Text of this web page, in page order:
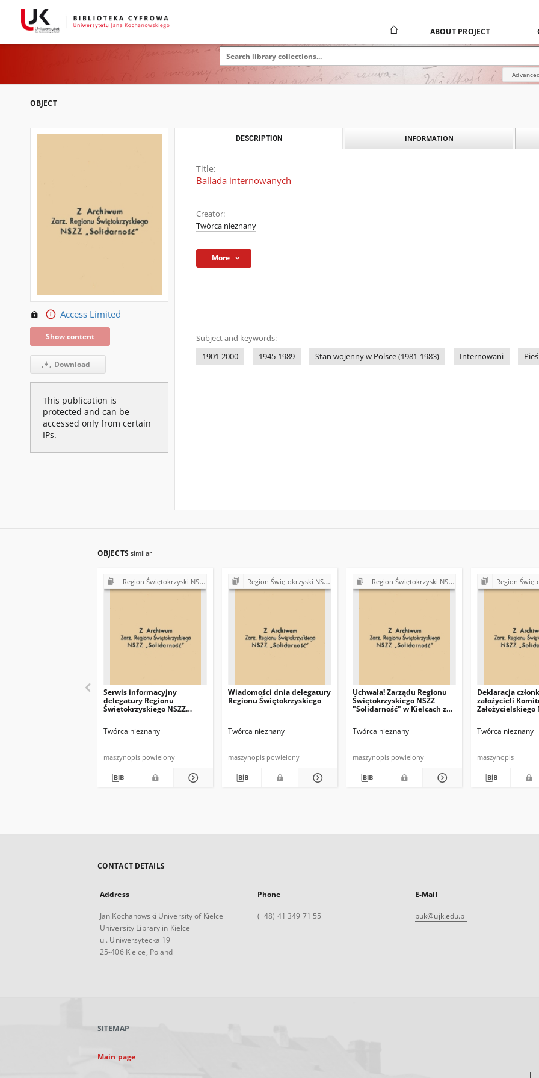
ABOUT PROJECT
OBJECT
Access Limited
Show content
Download
This publication is
protected and can be
accessed only from certain
IPs.
DESCRIPTION INFORMATION
Title:
Ballada internowanych
Creator:
Twórca nieznany
More
Subject and keywords:
1901-2000
1945-1989 Stan wojenny w Polsce (1981-1983) Internowani
OBJECTS similar
Region Świętokrzyski NSZZ "Solidarność". Delegatura Starachowice
Serwis informacyjny
delegatury Regionu
Świętokrzyskiego NSZZ
Twórca nieznany
maszynopis powielony
Region Świętokrzyski NSZZ "Solidarność". Delegatura Starachowice
Wiadomości dnia delegatury
Regionu Świętokrzyskiego
Twórca nieznany
maszynopis powielony
Region Świętokrzyski NSZZ "Solidarność". Delegatura Starachowice
Uchwała! Zarządu Regionu
Świętokrzyskiego NSZZ
"Solidarność" w Kielcach z
Twórca nieznany
maszynopis powielony
Region Świętokrzyski NSZZ
Deklaracja
założycieli
Założycielskiego
Twórca nieznany
maszynopis
CONTACT DETAILS
Address
Jan Kochanowski University of Kielce
University Library in Kielce
ul. Uniwersytecka 19
25-406 Kielce, Poland
Phone
(+48) 41 349 71 55
E-Mail
buk@ujk.edu.pl
SITEMAP
Main page